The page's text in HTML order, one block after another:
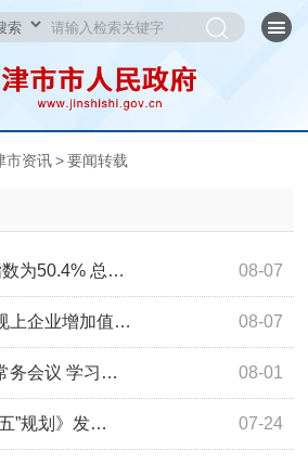
市资讯 > 要闻转载
08-07
为50.4% 总…
08-07
上企业增加值…
08-01
务会议 学习…
07-24
”规划》发…